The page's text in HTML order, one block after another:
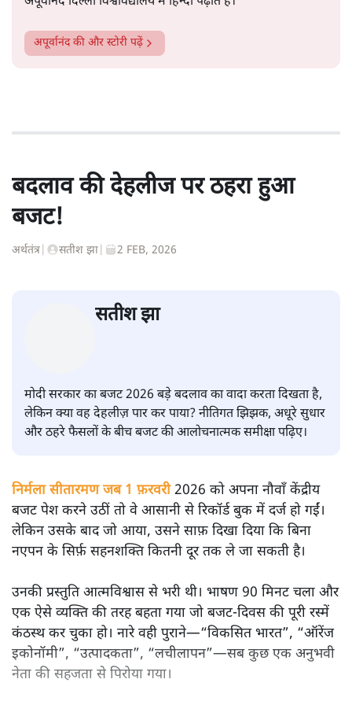
अपूर्वानंदकी और स्टोरी पढ़ें
बदलाव की देहलीज पर ठहरा हुआ
बजट!
अर्थतंत्र सतीश झा 2 FEB, 2026
सतीश झा
मोदी सरकार का बजट 2026 बड़े बदलाव का वादा करता दिखता है,
और ठहरे फैसलों के बीच बजट की आलोचनात्मक समीक्षा पढ़िए।